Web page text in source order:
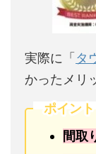
実際に「タ
かったメリ
ポイント
間取